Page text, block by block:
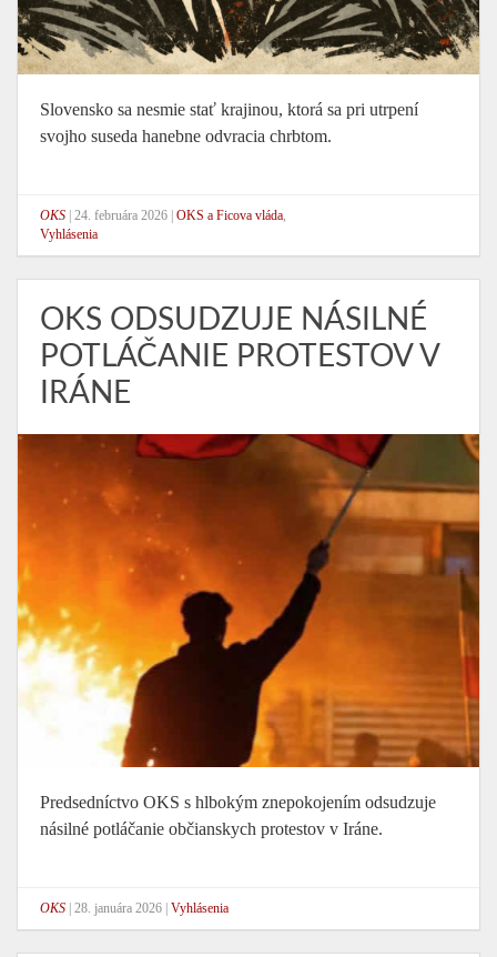
Slovensko sa nesmie stať krajinou, ktorá sa pri utrpení
svojho suseda hanebne odvracia chrbtom.
OKS 24. februára 2026 OKS a Ficova vláda,
Vyhlásenia
OKS ODSUDZUJE NÁSILNÉ
POTLÁČANIE PROTESTOV V
IRÁNE
Predsedníctvo OKS s hlbokým znepokojením odsudzuje
násilné potláčanie občianskych protestov v Iráne.
OKS 28. januára 2026 Vyhlásenia